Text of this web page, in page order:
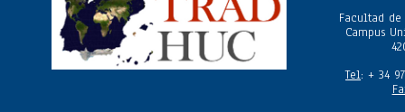
Facultad
Campus
Tel: + 34